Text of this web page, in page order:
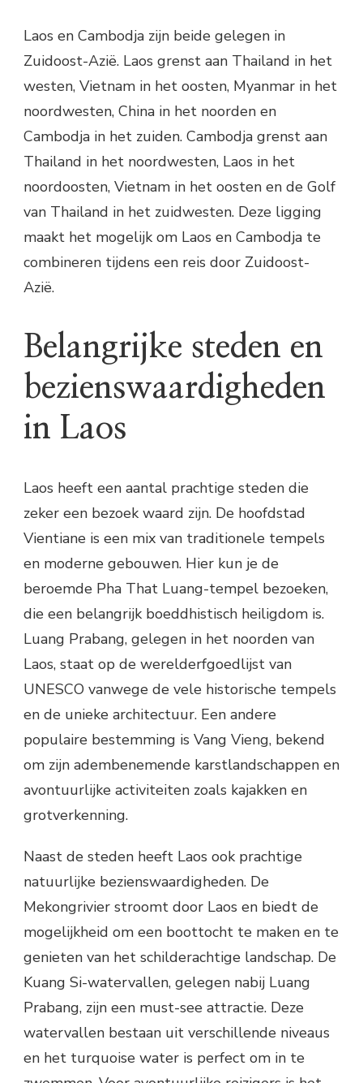
Laos en Cambodja zijn beide gelegen in
Zuidoost-Azië. Laos grenst aan Thailand in het
westen, Vietnam in het oosten, Myanmar in het
noordwesten, China in het noorden en
Cambodja in het zuiden. Cambodja grenst aan
Thailand in het noordwesten, Laos in het
noordoosten, Vietnam in het oosten en de Golf
van Thailand in het zuidwesten. Deze ligging
maakt het mogelijk om Laos en Cambodja te
combineren tijdens een reis door Zuidoost-
Azië.
Belangrijke steden en
bezienswaardigheden
in Laos
Laos heeft een aantal prachtige steden die
zeker een bezoek waard zijn. De hoofdstad
Vientiane is een mix van traditionele tempels
en moderne gebouwen. Hier kun je de
beroemde Pha That Luang-tempel bezoeken,
die een belangrijk boeddhistisch heiligdom is.
Luang Prabang, gelegen in het noorden van
Laos, staat op de werelderfgoedlijst van
UNESCO vanwege de vele historische tempels
en de unieke architectuur. Een andere
populaire bestemming is Vang Vieng, bekend
om zijn adembenemende karstlandschappen en
avontuurlijke activiteiten zoals kajakken en
grotverkenning.
Naast de steden heeft Laos ook prachtige
natuurlijke bezienswaardigheden. De
Mekongrivier stroomt door Laos en biedt de
mogelijkheid om een boottocht te maken en te
genieten van het schilderachtige landschap. De
Kuang Si-watervallen, gelegen nabij Luang
Prabang, zijn een must-see attractie. Deze
watervallen bestaan uit verschillende niveaus
en het turquoise water is perfect om in te